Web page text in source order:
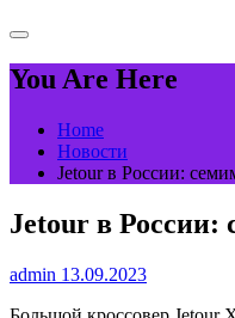
You Are Here
Home
Новости
Jetour в России:
Jetour в России:
admin 13.09.2023